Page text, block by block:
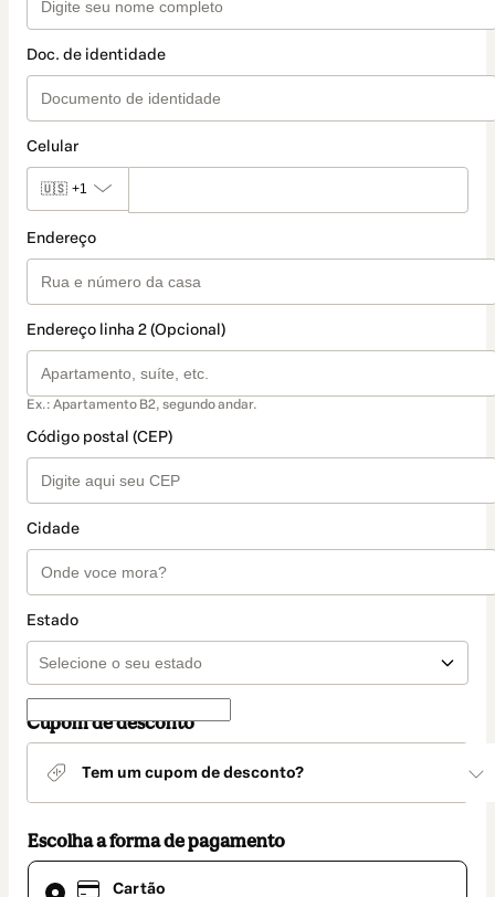
Doc. de identidade
Celular
🇺🇸 +1
Endereço
Endereço linha 2 (Opcional)
Ex.: Apartamento B2, segundo andar.
Código postal (CEP)
Cidade
Estado
Cupom de desconto
Tem um cupom de desconto?
Escolha a forma de pagamento
Cartão
Cartão
selecionado